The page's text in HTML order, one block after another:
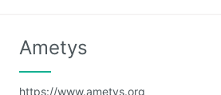
type
Ametys
https://www.ametys.org